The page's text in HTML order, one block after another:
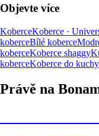
Objevte více
KoberceKoberce ·
koberceBílé koberce
koberceKoberce shaggy
koberceKoberce do
Právě na